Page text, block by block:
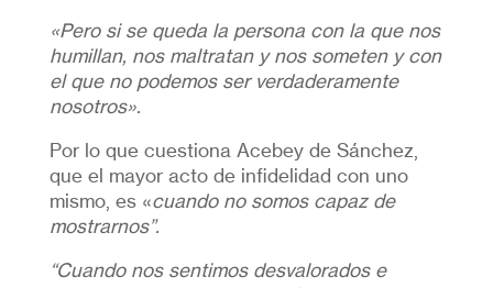
«Pero si se queda la persona con la que nos
humillan, nos maltratan y nos someten y con
el que no podemos ser verdaderamente
nosotros».
Por lo que cuestiona Acebey de Sánchez,
que el mayor acto de infidelidad con uno
mismo, es «cuando no somos capaz de
mostrarnos”.
“Cuando nos sentimos desvalorados e